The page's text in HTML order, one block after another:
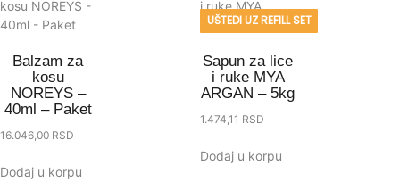
Balzam za
kosu
NOREYS –
40ml – Paket
16.046,00 RSD
Dodaj u korpu
UŠTEDI UZ REFILL SET
Sapun za lice
i ruke MYA
ARGAN – 5kg
1.474,11 RSD
Dodaj u korpu